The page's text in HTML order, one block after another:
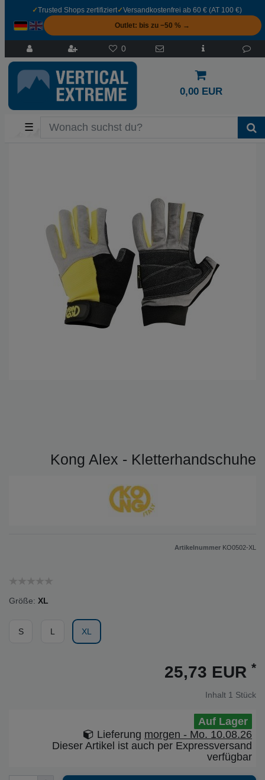
✓Trusted Shops zertifiziert✓Versandkostenfrei ab 60 € (AT 100 €)
Outlet: bis zu −50 % →
0
0,00 EUR
☰
Kong Alex - Kletterhandschuhe
Artikelnummer KO0502-XL
Größe: XL
S L XL
25,73 EUR *
Inhalt 1 Stück
Auf Lager
Lieferung morgen - Mo. 10.08.26
Dieser Artikel ist auch per Expressversand
verfügbar